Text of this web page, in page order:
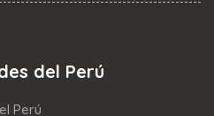
del Perú
Perú